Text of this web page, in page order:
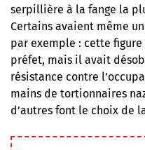
serpillière à la fange la
Certains avaient même
par exemple : cette
préfet, mais il avait
résistance contre
mains de tortionnaires
d’autres font le choix de